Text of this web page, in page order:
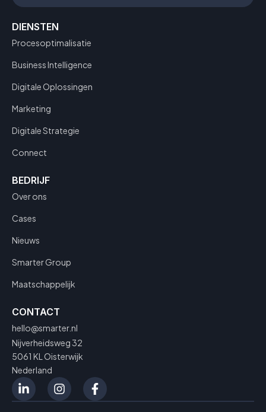
DIENSTEN
Procesoptimalisatie
Business Intelligence
Digitale Oplossingen
Marketing
Digitale Strategie
Connect
BEDRIJF
Over ons
Cases
Nieuws
Smarter Group
Maatschappelijk
CONTACT
hello@smarter.nl
Nijverheidsweg 32
5061 KL Oisterwijk
Nederland